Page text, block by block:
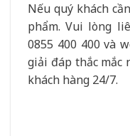
Nếu quý khách
phẩm. Vui lòng
0855 400 400 và
giải đáp thắc mắc
khách hàng 24/7.